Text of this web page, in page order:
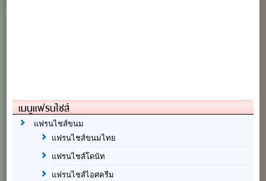
เมนูแฟรนไชส์
แฟรนไชส์ขนม
แฟรนไชส์ขนมไทย
แฟรนไชส์โดนัท
แฟรนไชส์ไอศครีม